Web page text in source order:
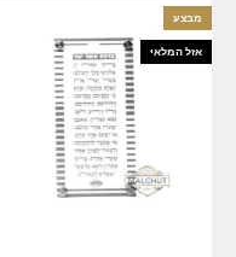
מבצע
אזל המלאי